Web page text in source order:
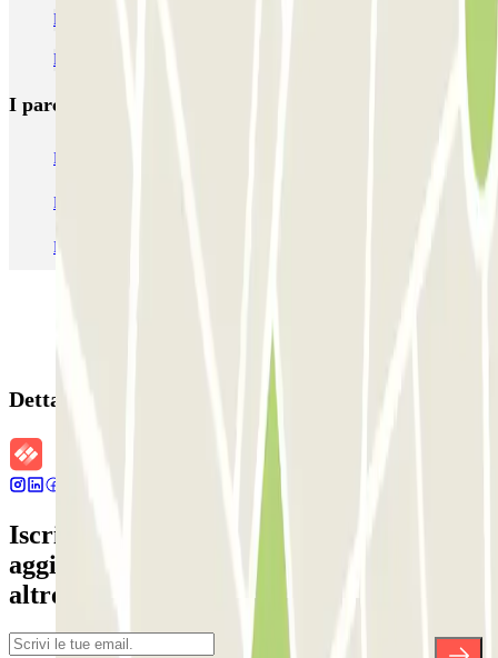
Parcheggi per spostarti con la Metropolitana di Milano
Parcheggi vicino a Viale Abruzzi - Milano
I parcheggi
Parcheggio Venezia
Parcheggio Roma
Parcheggio Malpensa Terminal 1
Dettagli della prenotazione
Iscriviti alla nostra Newsletter e rimani
aggiornato su sconti, concorsi e tante
altre sorprese.